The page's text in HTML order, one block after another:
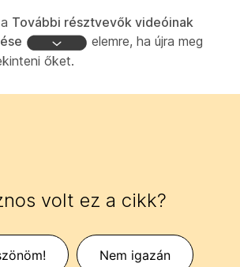
További résztvevők videóinak
elemre, ha újra meg
őket.
volt ez a cikk?
Nem igazán